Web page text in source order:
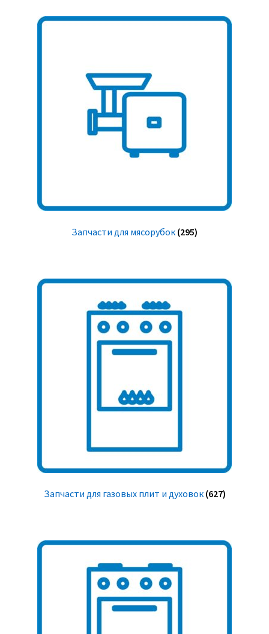
Запчасти для мясорубок (295)
Запчасти для газовых плит и духовок (627)